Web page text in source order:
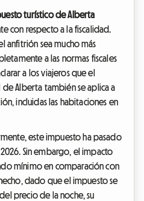
turístico de Alberta
con respecto a la fiscalidad.
anfitrión sea mucho más
a las normas fiscales
a los viajeros que el
Alberta también se aplica a
incluidas las habitaciones en
este impuesto ha pasado
Sin embargo, el impacto
mínimo en comparación con
dado que el impuesto se
precio de la noche, su